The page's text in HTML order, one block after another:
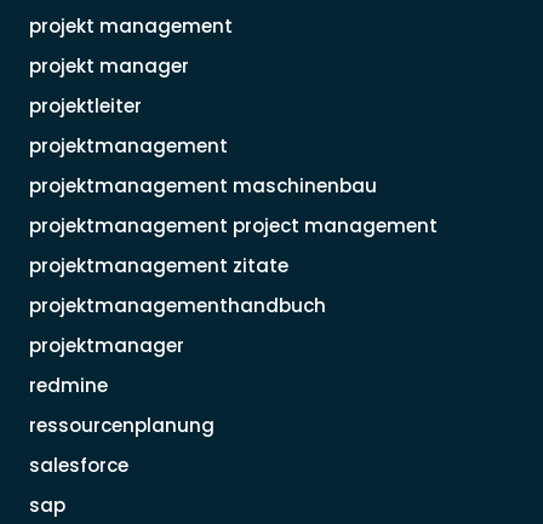
projekt management
projekt manager
projektleiter
projektmanagement
projektmanagement maschinenbau
projektmanagement project management
projektmanagement zitate
projektmanagementhandbuch
projektmanager
redmine
ressourcenplanung
salesforce
sap